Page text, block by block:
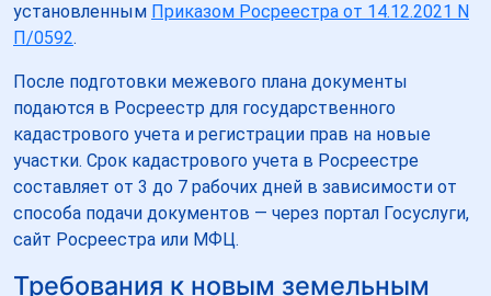
установленным Приказом Росреестра от 14.12.2021 N
П/0592.
После подготовки межевого плана документы
подаются в Росреестр для государственного
кадастрового учета и регистрации прав на новые
участки. Срок кадастрового учета в Росреестре
составляет от 3 до 7 рабочих дней в зависимости от
способа подачи документов — через портал Госуслуги,
сайт Росреестра или МФЦ.
Требования к новым земельным